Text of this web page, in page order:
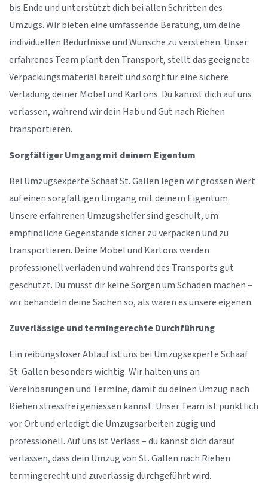
bis Ende und unterstützt dich bei allen Schritten des
Umzugs. Wir bieten eine umfassende Beratung, um deine
individuellen Bedürfnisse und Wünsche zu verstehen. Unser
erfahrenes Team plant den Transport, stellt das geeignete
Verpackungsmaterial bereit und sorgt für eine sichere
Verladung deiner Möbel und Kartons. Du kannst dich auf uns
verlassen, während wir dein Hab und Gut nach Riehen
transportieren.
Sorgfältiger Umgang mit deinem Eigentum
Bei Umzugsexperte Schaaf St. Gallen legen wir grossen Wert
auf einen sorgfältigen Umgang mit deinem Eigentum.
Unsere erfahrenen Umzugshelfer sind geschult, um
empfindliche Gegenstände sicher zu verpacken und zu
transportieren. Deine Möbel und Kartons werden
professionell verladen und während des Transports gut
geschützt. Du musst dir keine Sorgen um Schäden machen –
wir behandeln deine Sachen so, als wären es unsere eigenen.
Zuverlässige und termingerechte Durchführung
Ein reibungsloser Ablauf ist uns bei Umzugsexperte Schaaf
St. Gallen besonders wichtig. Wir halten uns an
Vereinbarungen und Termine, damit du deinen Umzug nach
Riehen stressfrei geniessen kannst. Unser Team ist pünktlich
vor Ort und erledigt die Umzugsarbeiten zügig und
professionell. Auf uns ist Verlass – du kannst dich darauf
verlassen, dass dein Umzug von St. Gallen nach Riehen
termingerecht und zuverlässig durchgeführt wird.